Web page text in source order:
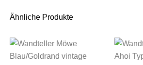
Ähnliche Produkte